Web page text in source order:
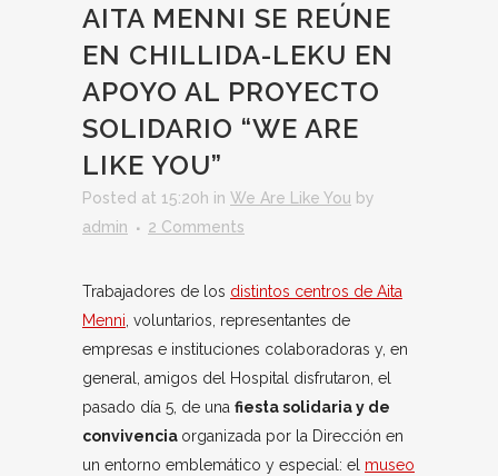
AITA MENNI SE REÚNE
EN CHILLIDA-LEKU EN
APOYO AL PROYECTO
SOLIDARIO “WE ARE
LIKE YOU”
Posted at 15:20h in We Are Like You by
admin
2 Comments
Trabajadores de los distintos centros de Aita
Menni, voluntarios, representantes de
empresas e instituciones colaboradoras y, en
general, amigos del Hospital disfrutaron, el
pasado día 5, de una fiesta solidaria y de
convivencia organizada por la Dirección en
un entorno emblemático y especial: el museo